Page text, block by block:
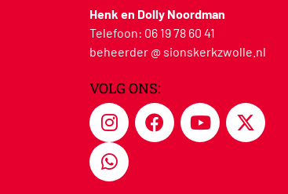
Henk en Dolly Noordman
Telefoon: 06 19 78 60 41
beheerder @ sionskerkzwolle.nl
VOLG ONS: